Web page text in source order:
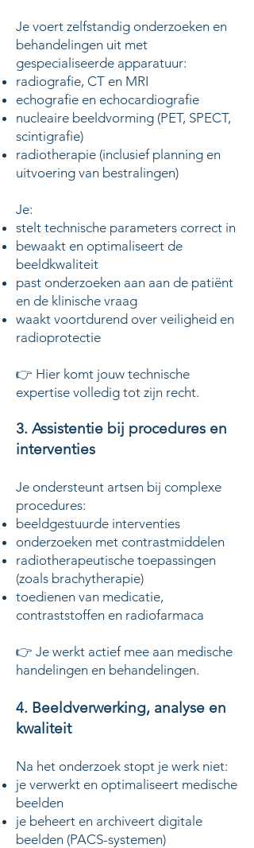
Je voert zelfstandig onderzoeken en
behandelingen uit met
gespecialiseerde apparatuur:
radiografie, CT en MRI
echografie en echocardiografie
nucleaire beeldvorming (PET, SPECT,
scintigrafie)
radiotherapie (inclusief planning en
uitvoering van bestralingen)
Je:
stelt technische parameters correct in
bewaakt en optimaliseert de
beeldkwaliteit
past onderzoeken aan aan de patiënt
en de klinische vraag
waakt voortdurend over veiligheid en
radioprotectie
👉 Hier komt jouw technische
expertise volledig tot zijn recht.
3. Assistentie bij procedures en
interventies
Je ondersteunt artsen bij complexe
procedures:
beeldgestuurde interventies
onderzoeken met contrastmiddelen
radiotherapeutische toepassingen
(zoals brachytherapie)
toedienen van medicatie,
contraststoffen en radiofarmaca
👉 Je werkt actief mee aan medische
handelingen en behandelingen.
4. Beeldverwerking, analyse en
kwaliteit
Na het onderzoek stopt je werk niet:
je verwerkt en optimaliseert medische
beelden
je beheert en archiveert digitale
beelden (PACS-systemen)